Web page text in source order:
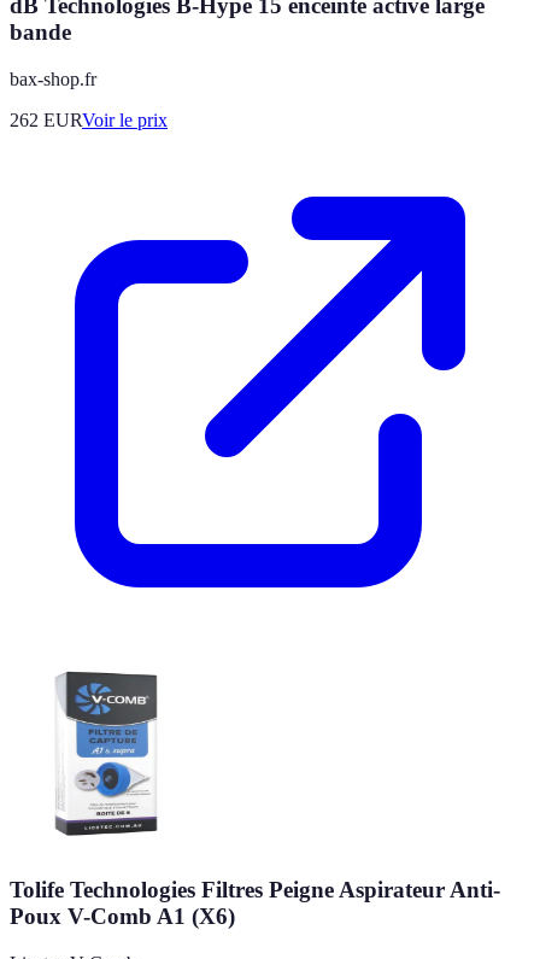
dB Technologies B-Hype 15 enceinte active large
bande
bax-shop.fr
262 EURVoir le prix
Tolife Technologies Filtres Peigne Aspirateur Anti-
Poux V-Comb A1 (X6)